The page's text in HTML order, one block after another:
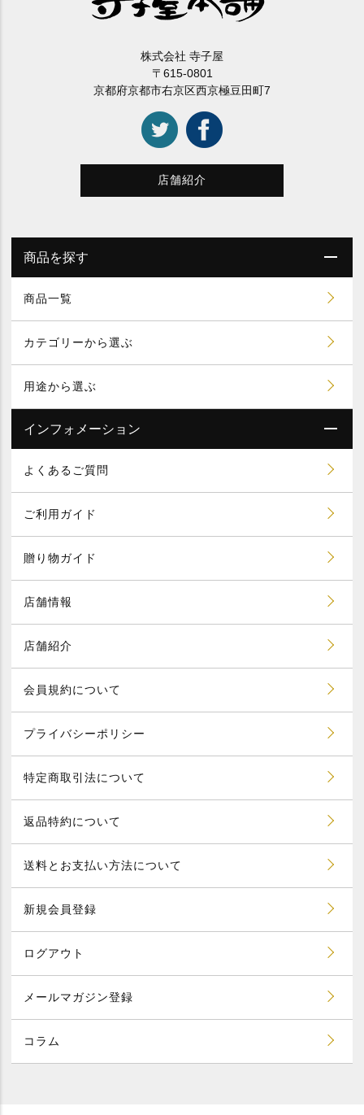
株式会社 寺子屋
〒615-0801
京都府京都市右京区西京極豆田町7
店舗紹介
商品を探す
商品一覧
カテゴリーから選ぶ
用途から選ぶ
インフォメーション
よくあるご質問
ご利用ガイド
贈り物ガイド
店舗情報
店舗紹介
会員規約について
プライバシーポリシー
特定商取引法について
返品特約について
送料とお支払い方法について
新規会員登録
ログアウト
メールマガジン登録
コラム